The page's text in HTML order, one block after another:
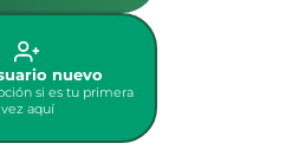
nuevo
si es tu primera
vez aquí